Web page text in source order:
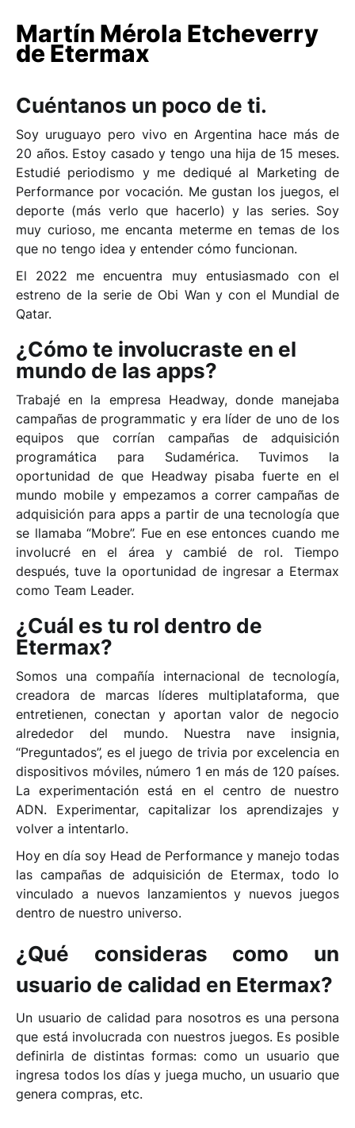
Martín Mérola Etcheverry
de Etermax
Cuéntanos un poco de ti.
Soy uruguayo pero vivo en Argentina hace más de
20 años. Estoy casado y tengo una hija de 15 meses.
Estudié periodismo y me dediqué al Marketing de
Performance por vocación. Me gustan los juegos, el
deporte (más verlo que hacerlo) y las series. Soy
muy curioso, me encanta meterme en temas de los
que no tengo idea y entender cómo funcionan.
El 2022 me encuentra muy entusiasmado con el
estreno de la serie de Obi Wan y con el Mundial de
Qatar.
¿Cómo te involucraste en el
mundo de las apps?
Trabajé en la empresa Headway, donde manejaba
campañas de programmatic y era líder de uno de los
equipos que corrían campañas de adquisición
programática para Sudamérica. Tuvimos la
oportunidad de que Headway pisaba fuerte en el
mundo mobile y empezamos a correr campañas de
adquisición para apps a partir de una tecnología que
se llamaba “Mobre”. Fue en ese entonces cuando me
involucré en el área y cambié de rol. Tiempo
después, tuve la oportunidad de ingresar a Etermax
como Team Leader.
¿Cuál es tu rol dentro de
Etermax?
Somos una compañía internacional de tecnología,
creadora de marcas líderes multiplataforma, que
entretienen, conectan y aportan valor de negocio
alrededor del mundo. Nuestra nave insignia,
“Preguntados”, es el juego de trivia por excelencia en
dispositivos móviles, número 1 en más de 120 países.
La experimentación está en el centro de nuestro
ADN. Experimentar, capitalizar los aprendizajes y
volver a intentarlo.
Hoy en día soy Head de Performance y manejo todas
las campañas de adquisición de Etermax, todo lo
vinculado a nuevos lanzamientos y nuevos juegos
dentro de nuestro universo.
¿Qué consideras como un
usuario de calidad en Etermax?
Un usuario de calidad para nosotros es una persona
que está involucrada con nuestros juegos. Es posible
definirla de distintas formas: como un usuario que
ingresa todos los días y juega mucho, un usuario que
genera compras, etc.